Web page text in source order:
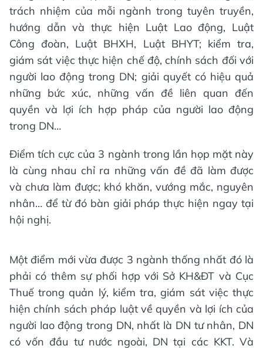
trách nhiệm của mỗi ngành trong tuyên truyền,
hướng dẫn và thực hiện Luật Lao động, Luật
Công đoàn, Luật BHXH, Luật BHYT; kiểm tra,
giám sát việc thực hiện chế độ, chính sách đối với
người lao động trong DN; giải quyết có hiệu quả
những bức xúc, những vấn đề liên quan đến
quyền và lợi ích hợp pháp của người lao động
trong DN…
Điểm tích cực của 3 ngành trong lần họp mặt này
là cùng nhau chỉ ra những vấn đề đã làm được
và chưa làm được; khó khăn, vướng mắc, nguyên
nhân… để từ đó bàn giải pháp thực hiện ngay tại
hội nghị.
Một điểm mới vừa được 3 ngành thống nhất đó là
phải có thêm sự phối hợp với Sở KH&ĐT và Cục
Thuế trong quản lý, kiểm tra, giám sát việc thực
hiện chính sách pháp luật về quyền và lợi ích của
người lao động trong DN, nhất là DN tư nhân, DN
có vốn đầu tư nước ngoài, DN tại các KKT. Và